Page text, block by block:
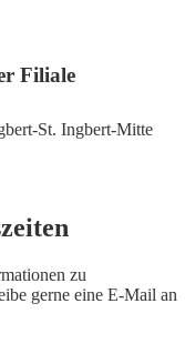
Filiale
St. Ingbert-Mitte
zu
gerne eine E-Mail an